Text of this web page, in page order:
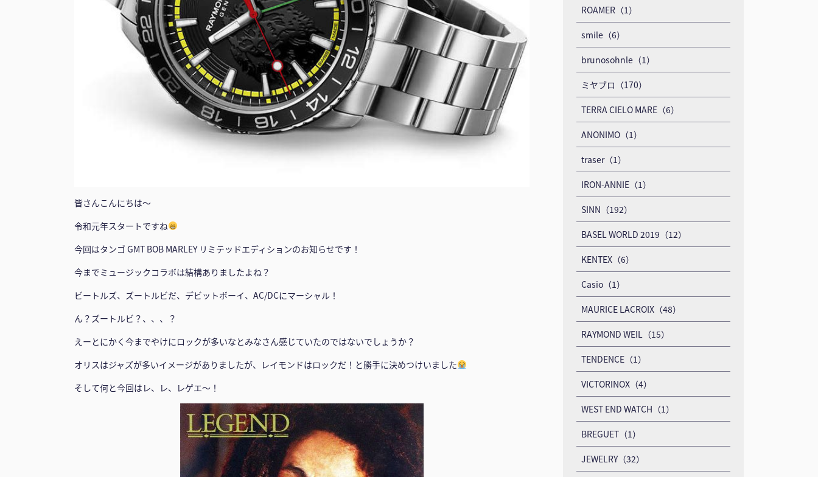
皆さんこんにちは〜
令和元年スタートですね
今回はタンゴ GMT BOB MARLEY リミテッドエディションのお知らせです！
今までミュージックコラボは結構ありましたよね？
ビートルズ、ズートルビだ、デビットボーイ、AC/DCにマーシャル！
ん？ズートルビ？、、、？
えーとにかく今までやけにロックが多いなとみなさん感じていたのではないでしょうか？
オリスはジャズが多いイメージがありましたが、レイモンドはロックだ！と勝手に決めつけいました
そして何と今回はレ、レ、レゲエ〜！
ROAMER（1）
smile（6）
brunosohnle（1）
ミヤブロ（170）
TERRA CIELO MARE（6）
ANONIMO（1）
traser（1）
IRON-ANNIE（1）
SINN（192）
BASEL WORLD 2019（12）
KENTEX（6）
Casio（1）
MAURICE LACROIX（48）
RAYMOND WEIL（15）
TENDENCE（1）
VICTORINOX（4）
WEST END WATCH（1）
BREGUET（1）
JEWELRY（32）